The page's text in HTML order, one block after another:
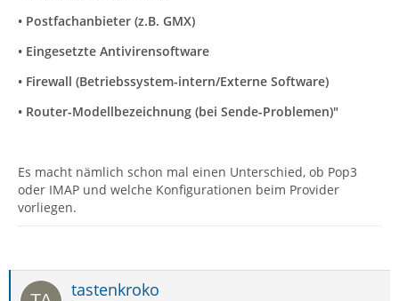
• Postfachanbieter (z.B. GMX)
• Eingesetzte Antivirensoftware
• Firewall (Betriebssystem-intern/Externe Software)
• Router-Modellbezeichnung (bei Sende-Problemen)"
Es macht nämlich schon mal einen Unterschied, ob Pop3
oder IMAP und welche Konfigurationen beim Provider
vorliegen.
tastenkroko